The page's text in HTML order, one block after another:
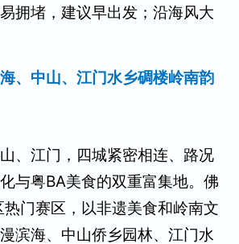
拥堵，建议早出发；沿海风大
、中山、江门水乡碉楼岭南韵
、江门，四城紧密相连、路况
与粤BA美食的双重富集地。佛
门赛区，以非遗美食和岭南文
滨海、中山侨乡园林、江门水